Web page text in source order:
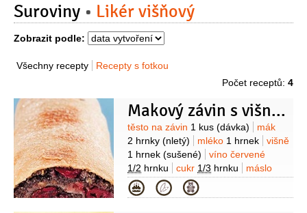
Suroviny Likér višňový
Zobrazit podle:
Všechny recepty
Recepty s fotkou
Počet receptů: 4
Makový závin s višněmi I
Suroviny
těsto na závin 1 kus (dávka)
mák
2 hrnky (nletý) mléko 1 hrnek
višně
1 hrnek (sušené)
víno červené
1/2 hrnku cukr 1/3 hrnku
máslo
0,2 kostky
mouka pšeničná hrubá
5 lžic
likér višňový0,4 decilitru
Kategorie